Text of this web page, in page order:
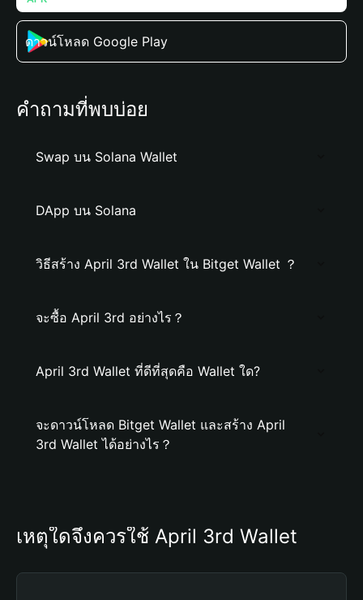
ดาวน์โหลด Google Play
คำถามที่พบบ่อย
Swap บน Solana Wallet
DApp บน Solana
วิธีสร้าง April 3rd Wallet ใน Bitget Wallet ？
จะซื้อ April 3rd อย่างไร？
April 3rd Wallet ที่ดีที่สุดคือ Wallet ใด?
จะดาวน์โหลด Bitget Wallet และสร้าง April
3rd Wallet ได้อย่างไร？
เหตุใดจึงควรใช้ April 3rd Wallet